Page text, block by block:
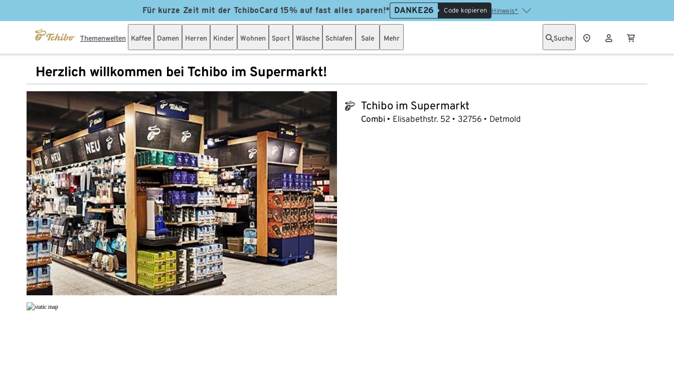
Für kurze Zeit mit der TchiboCard 15% auf fast alles sparen!* DANKE26 Code kopieren Hinweis*
Themenwelten Kaffee Damen Herren Kinder Wohnen Sport Wäsche Schlafen Sale Mehr Suche
Herzlich willkommen bei Tchibo im Supermarkt!
tchibo_logo Tchibo im Supermarkt
Combi Elisabethstr. 52 32756 Detmold